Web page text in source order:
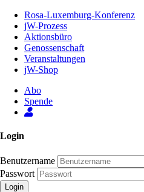
Inhalt
Seite
Rosa-Luxemburg-Konferenz
jW-Prozess
Aktionsbüro
Genossenschaft
Veranstaltungen
jW-Shop
Abo
Spende
Login
Benutzername
Passwort
Login